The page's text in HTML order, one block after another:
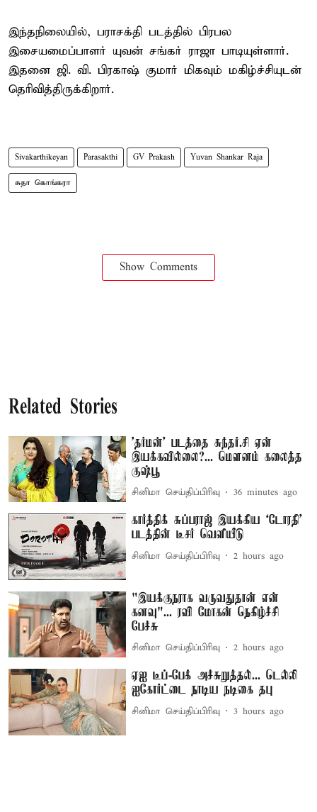
இந்தநிலையில், பராசக்தி படத்தில் பிரபல
இசையமைப்பாளர் யுவன் சங்கர் ராஜா பாடியுள்ளார்.
இதனை ஜி. வி. பிரகாஷ் குமார் மிகவும் மகிழ்ச்சியுடன்
தெரிவித்திருக்கிறார்.
Sivakarthikeyan Parasakthi GV Prakash Yuvan Shankar Raja
சுதா கொங்கரா
Show Comments
Related Stories
'தர்மன்' படத்தை சுந்தர்.சி ஏன்
இயக்கவில்லை?... மௌனம் கலைத்த
குஷ்பூ
சினிமா செய்திப்பிரிவு 36 minutes ago
கார்த்திக் சுப்பராஜ் இயக்கிய `டோரதி'
படத்தின் டீசர் வெளியீடு
சினிமா செய்திப்பிரிவு 2 hours ago
"இயக்குநராக வருவதுதான் என்
கனவு"... ரவி மோகன் நெகிழ்ச்சி
பேச்சு
சினிமா செய்திப்பிரிவு 2 hours ago
ஏஐ டீப்-பேக் அச்சுறுத்தல்... டெல்லி
ஐகோர்ட்டை நாடிய நடிகை தபு
சினிமா செய்திப்பிரிவு 3 hours ago